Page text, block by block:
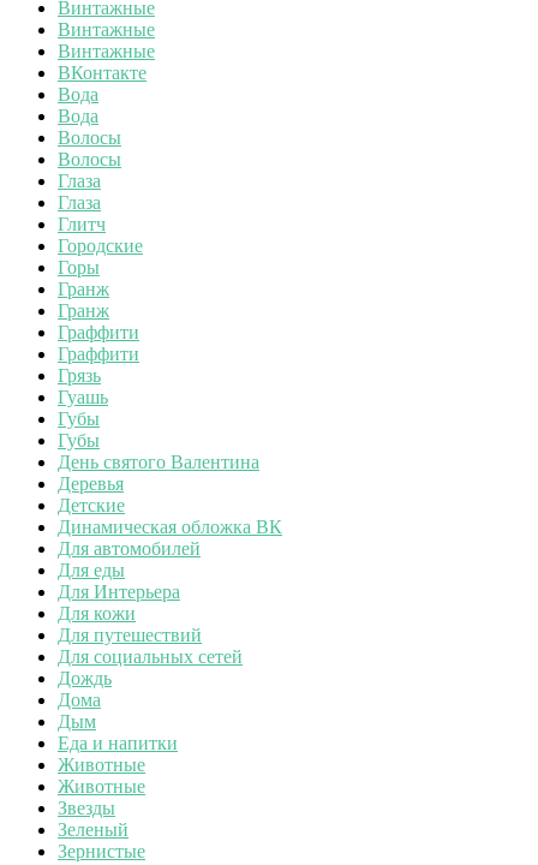
Винтажные
Винтажные
Винтажные
ВКонтакте
Вода
Вода
Волосы
Волосы
Глаза
Глаза
Глитч
Городские
Горы
Гранж
Гранж
Граффити
Граффити
Грязь
Гуашь
Губы
Губы
День святого Валентина
Деревья
Детские
Динамическая обложка ВК
Для автомобилей
Для еды
Для Интерьера
Для кожи
Для путешествий
Для социальных сетей
Дождь
Дома
Дым
Еда и напитки
Животные
Животные
Звезды
Зеленый
Зернистые